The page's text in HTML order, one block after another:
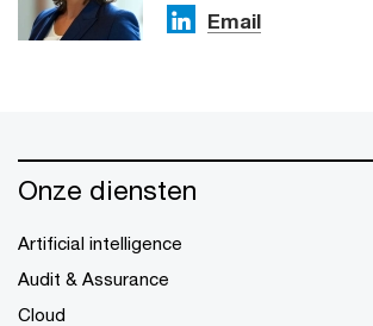
Email
Onze diensten
Artificial intelligence
Audit & Assurance
Cloud